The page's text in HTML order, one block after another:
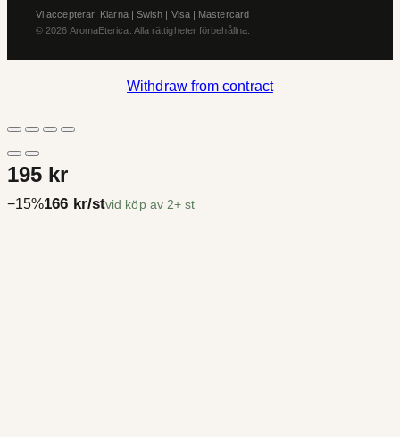
Vi accepterar: Klarna | Swish | Visa | Mastercard
© 2026 AromaEterica. Alla rättigheter förbehållna.
Withdraw from contract
195 kr
−15%166 kr/stvid köp av 2+ st